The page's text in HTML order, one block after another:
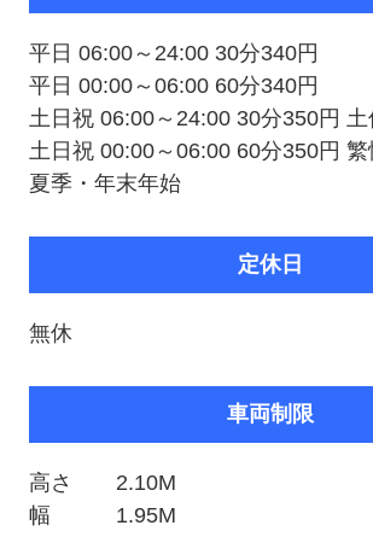
平日 06:00～24:00 30分340円
平日 00:00～06:00 60分340円
土日祝 06:00～24:00 30分350円
土日祝 00:00～06:00 60分350円 繁
夏季・年末年始
定休日
無休
車両制限
高さ 2.10M
幅 1.95M